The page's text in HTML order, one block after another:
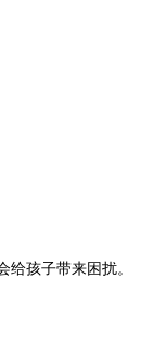
孩子带来困扰。